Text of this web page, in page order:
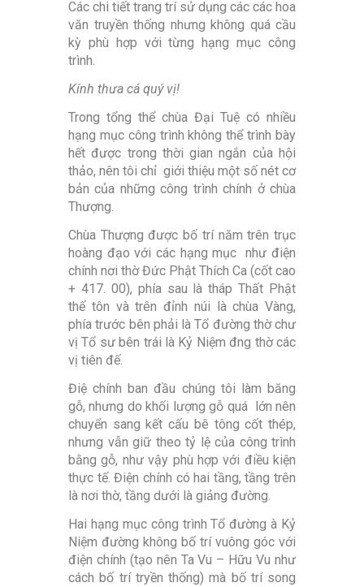
Các chi tiết trang trí sử dụng các các hoa
văn truyền thống nhưng không quá cầu
kỳ phù hợp với từng hạng mục công
trình.
Kính thưa cá quý vị!
Trong tổng thể chùa Đại Tuệ có nhiều
hạng mục công trình không thể trình bày
hết được trong thời gian ngắn của hội
thảo, nên tôi chỉ giới thiệu một số nét cơ
bản của những công trình chính ở chùa
Thượng.
Chùa Thượng được bố trí năm trên trục
hoàng đạo với các hạng mục như điện
chính nơi thờ Đức Phật Thích Ca (cốt cao
+ 417. 00), phía sau là tháp Thất Phật
thế tôn và trên đỉnh núi là chùa Vàng,
phía trước bên phải là Tổ đường thờ chư
vị Tổ sư bên trái là Kỷ Niệm đng thờ các
vị tiên đế.
Điệ chính ban đầu chúng tôi làm băng
gỗ, nhưng do khối lượng gỗ quá lớn nên
chuyển sang kết cấu bê tông cốt thép,
nhưng vẫn giữ theo tỷ lệ của công trình
bằng gỗ, như vậy phù hợp với điều kiện
thực tế. Điện chính có hai tầng, tầng trên
là nơi thờ, tầng dưới là giảng đường.
Hai hạng mục công trình Tổ đường à Kỷ
Niệm đường không bố trí vuông góc với
điện chính (tạo nên Ta Vu – Hữu Vu như
cách bố trí tryền thống) mà bố trí song